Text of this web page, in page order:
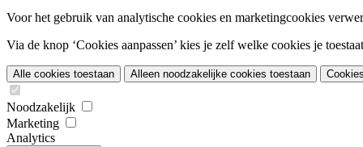
Voor het gebruik van analytische cookies en marketingcookies
Via de knop ‘Cookies aanpassen’ kies je zelf welke cookies je
Alle cookies toestaan Alleen noodzakelijke cookies toestaan
Noodzakelijk
Marketing
Analytics